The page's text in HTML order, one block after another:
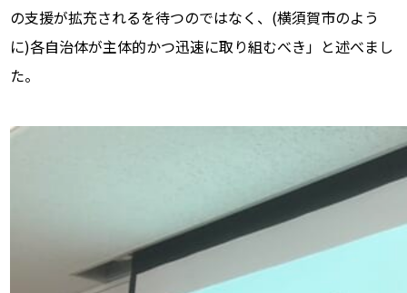
の支援が拡充されるを待つのではなく、(横須賀市のよう
に)各自治体が主体的かつ迅速に取り組むべき」と述べまし
た。